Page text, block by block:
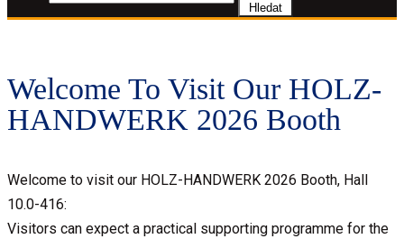
Hledat
Welcome To Visit Our HOLZ-
HANDWERK 2026 Booth
Welcome to visit our HOLZ-HANDWERK 2026 Booth, Hall
10.0-416:
Visitors can expect a practical supporting programme for the